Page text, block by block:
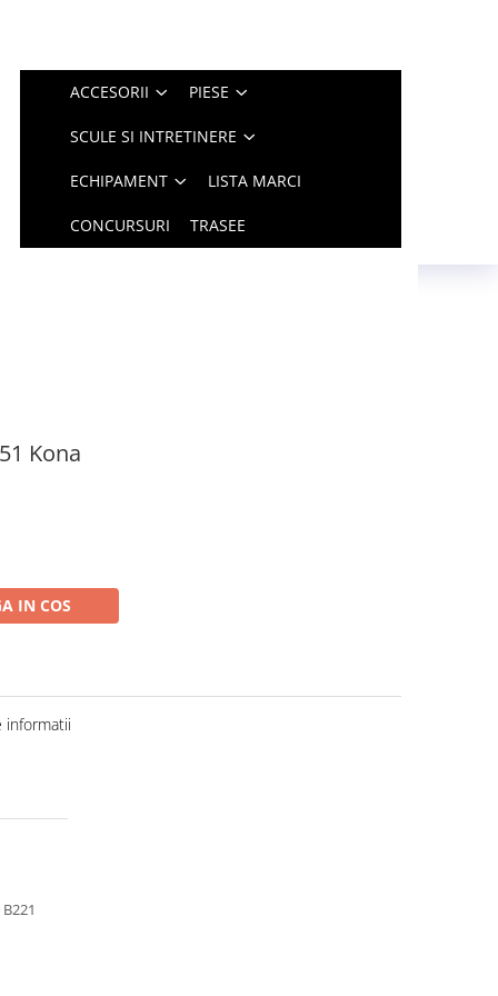
ACCESORII PIESE
SCULE SI INTRETINERE
ECHIPAMENT LISTA MARCI
CONCURSURI TRASEE
Kona
IN COS
informatii